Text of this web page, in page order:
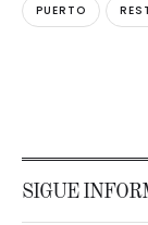
PUERTO
SIGUE